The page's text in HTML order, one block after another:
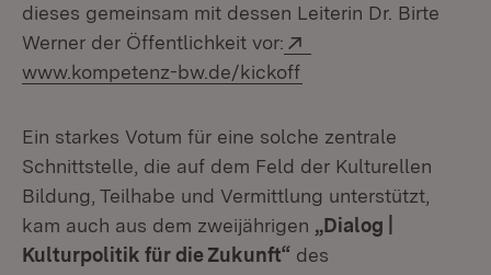
dieses gemeinsam mit dessen Leiterin Dr. Birte
Werner der Öffentlichkeit vor:
www.kompetenz-bw.de/kickoff
Ein starkes Votum für eine solche zentrale
Schnittstelle, die auf dem Feld der Kulturellen
Bildung, Teilhabe und Vermittlung unterstützt,
kam auch aus dem zweijährigen „Dialog |
Kulturpolitik für die Zukunft“ des